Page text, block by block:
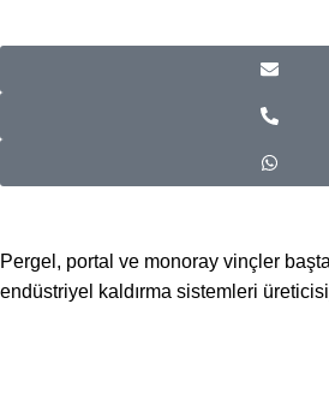
Pergel, portal ve monoray vinçler
endüstriyel kaldırma sistemleri